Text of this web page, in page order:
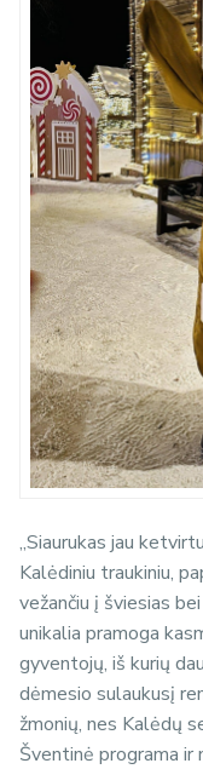
„Siaurukas jau
Kalėdiniu traukiniu,
vežančiu į šviesias
unikalia pramoga
gyventojų, iš kurių
dėmesio sulaukusį
žmonių, nes Kalėdų
Šventinė programa